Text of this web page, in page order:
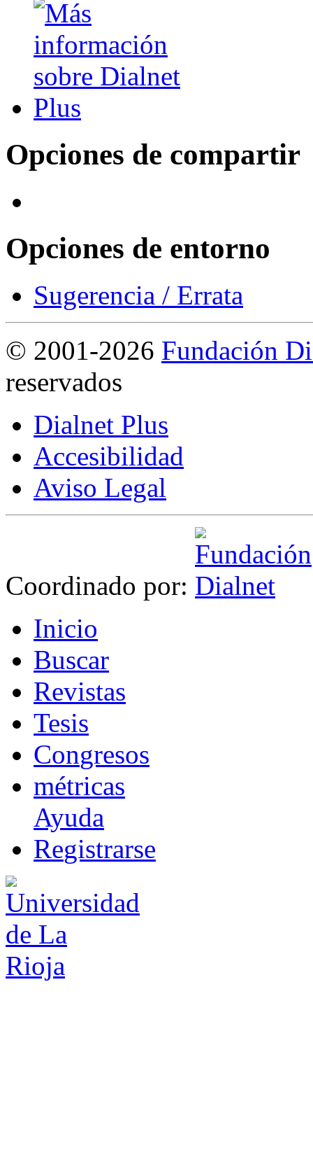
Opciones de compartir
Opciones de entorno
Sugerencia / Errata
© 2001-2026 Fundación
reservados
Dialnet Plus
Accesibilidad
Aviso Legal
Coordinado por:
Inicio
Buscar
Revistas
Tesis
Congresos
métricas
Ayuda
Registrarse